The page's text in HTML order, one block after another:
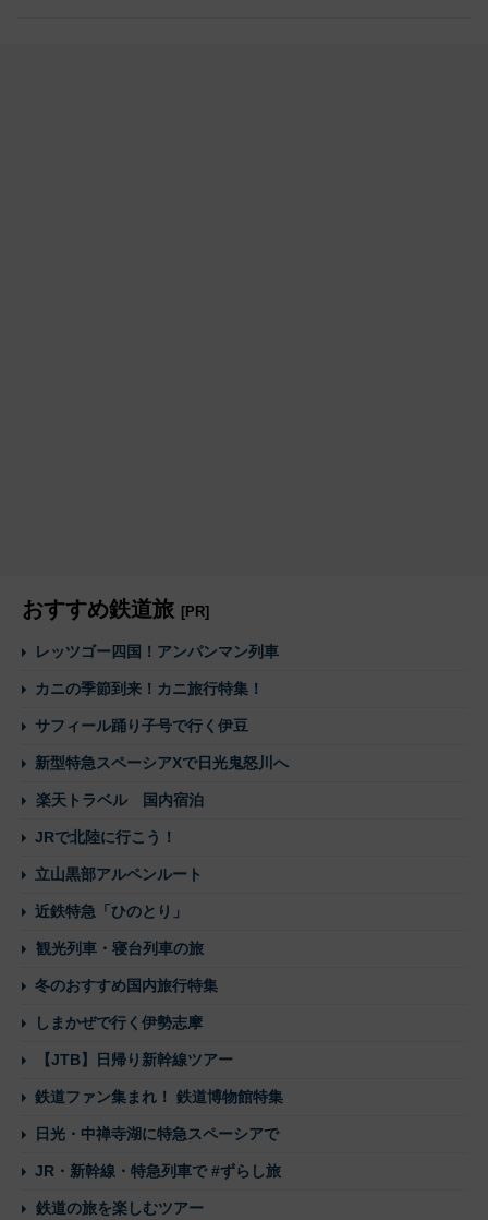
おすすめ鉄道旅 [PR]
レッツゴー四国！アンパンマン列車
カニの季節到来！カニ旅行特集！
サフィール踊り子号で行く伊豆
新型特急スペーシアXで日光鬼怒川へ
楽天トラベル 国内宿泊
JRで北陸に行こう！
立山黒部アルペンルート
近鉄特急「ひのとり」
観光列車・寝台列車の旅
冬のおすすめ国内旅行特集
しまかぜで行く伊勢志摩
【JTB】日帰り新幹線ツアー
鉄道ファン集まれ！ 鉄道博物館特集
日光・中禅寺湖に特急スペーシアで
JR・新幹線・特急列車で #ずらし旅
鉄道の旅を楽しむツアー